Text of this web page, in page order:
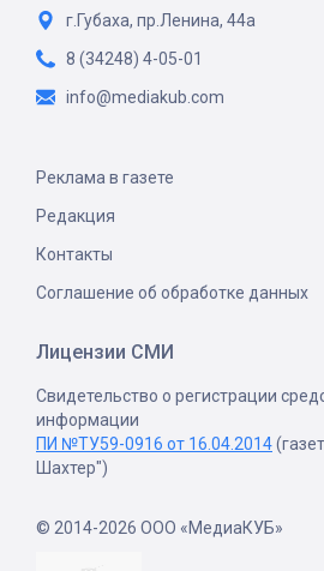
г.Губаха, пр.Ленина, 44а
8 (34248) 4-05-01
info@mediakub.com
Реклама в газете
Редакция
Контакты
Соглашение об обработке данных
Лицензии СМИ
Свидетельство о регистрации
информации
ПИ №ТУ59-0916 от 16.04.2014
Шахтер")
© 2014-2026 ООО «МедиаКУБ»